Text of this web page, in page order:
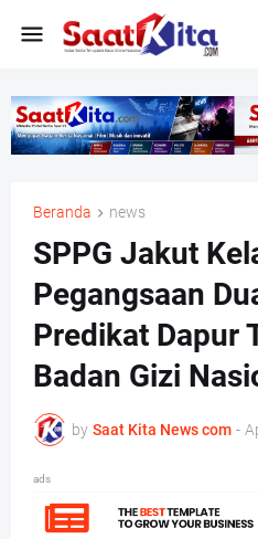
Beranda news
SPPG Jakut
Pegangsaan
Predikat Dapur
Badan Gizi
by Saat Kita News com -
ads